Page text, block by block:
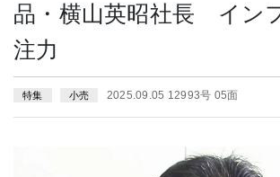
品・横山英昭社長 イン
注力
特集 小売 2025.09.05 12993号 05面